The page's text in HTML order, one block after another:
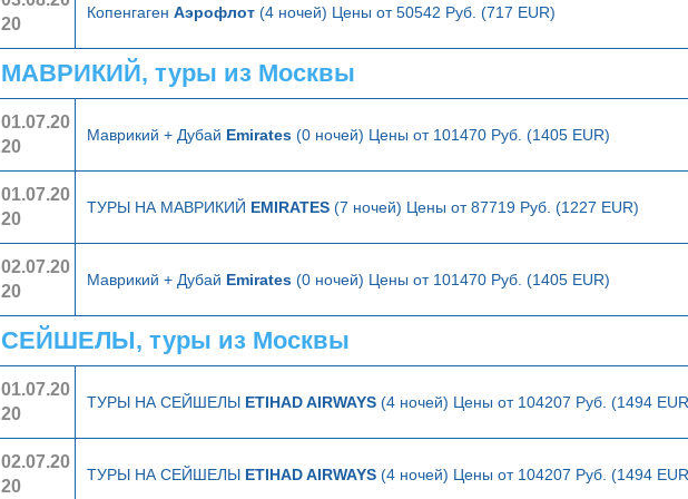
20
Копенгаген Аэрофлот (4 ночей) Цены от 50542 Руб. (717 EUR)
МАВРИКИЙ, туры из Москвы
01.07.20
20
Маврикий + Дубай Emirates (0 ночей) Цены от 101470 Руб. (1405 EUR)
01.07.20
20
ТУРЫ НА МАВРИКИЙ EMIRATES (7 ночей) Цены от 87719 Руб. (1227 EUR)
02.07.20
20
Маврикий + Дубай Emirates (0 ночей) Цены от 101470 Руб. (1405 EUR)
СЕЙШЕЛЫ, туры из Москвы
01.07.20
20
ТУРЫ НА СЕЙШЕЛЫ ETIHAD AIRWAYS (4 ночей) Цены от 104207 Руб. (1494
02.07.20
20
ТУРЫ НА СЕЙШЕЛЫ ETIHAD AIRWAYS (4 ночей) Цены от 104207 Руб. (1494